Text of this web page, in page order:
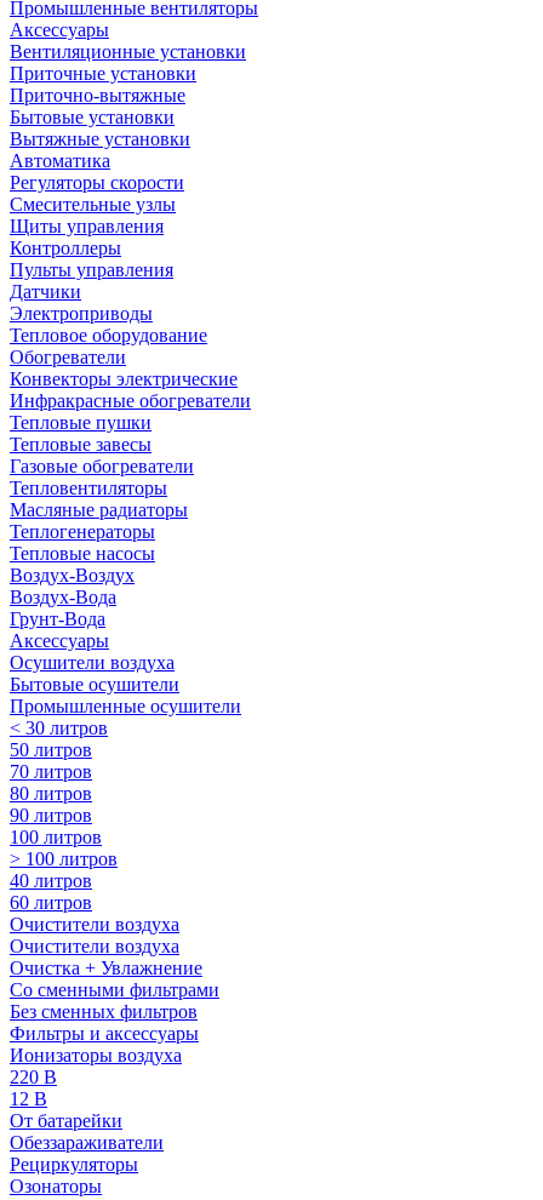
Промышленные вентиляторы
Аксессуары
Вентиляционные установки
Приточные установки
Приточно-вытяжные
Бытовые установки
Вытяжные установки
Автоматика
Регуляторы скорости
Смесительные узлы
Щиты управления
Контроллеры
Пульты управления
Датчики
Электроприводы
Тепловое оборудование
Обогреватели
Конвекторы электрические
Инфракрасные обогреватели
Тепловые пушки
Тепловые завесы
Газовые обогреватели
Тепловентиляторы
Масляные радиаторы
Теплогенераторы
Тепловые насосы
Воздух-Воздух
Воздух-Вода
Грунт-Вода
Аксессуары
Осушители воздуха
Бытовые осушители
Промышленные осушители
< 30 литров
50 литров
70 литров
80 литров
90 литров
100 литров
> 100 литров
40 литров
60 литров
Очистители воздуха
Очистители воздуха
Очистка + Увлажнение
Cо сменными фильтрами
Без сменных фильтров
Фильтры и аксессуары
Ионизаторы воздуха
220 В
12 В
От батарейки
Обеззараживатели
Рециркуляторы
Озонаторы